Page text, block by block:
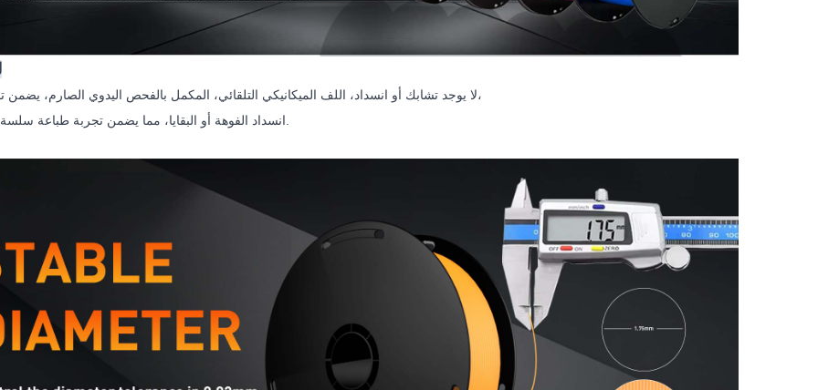
لا يوجد تشابك أو انسداد، اللف الميكانيكي التلقائي، المكمل بالفحص اليدوي الصارم، يضمن توصيلًا أنيقًا،